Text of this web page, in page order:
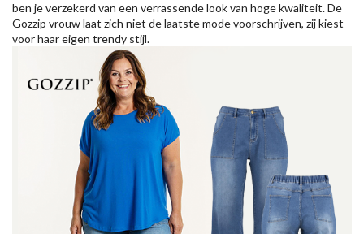
ben je verzekerd van een verrassende look van hoge kwaliteit. De
Gozzip vrouw laat zich niet de laatste mode voorschrijven, zij kiest
voor haar eigen trendy stijl.